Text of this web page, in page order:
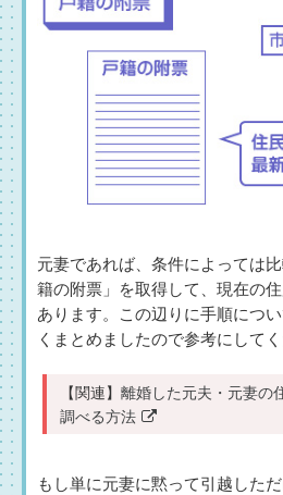
元妻であれば、条件によっては
籍の附票」を取得して、現在の
あります。この辺りに手順につ
くまとめましたので参考にしてく
【関連】 離婚した元夫・元妻の
調べる方法
もし単に元妻に黙って引越した